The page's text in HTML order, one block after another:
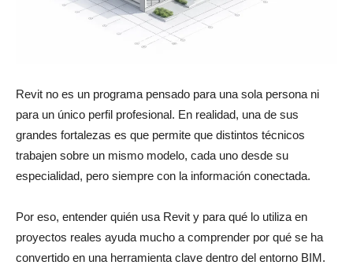
Revit no es un programa pensado para una sola persona ni
para un único perfil profesional. En realidad, una de sus
grandes fortalezas es que permite que distintos técnicos
trabajen sobre un mismo modelo, cada uno desde su
especialidad, pero siempre con la información conectada.
Por eso, entender quién usa Revit y para qué lo utiliza en
proyectos reales ayuda mucho a comprender por qué se ha
convertido en una herramienta clave dentro del entorno BIM.